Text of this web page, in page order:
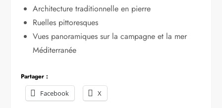
Architecture traditionnelle en pierre
Ruelles pittoresques
Vues panoramiques sur la campagne et la mer
Méditerranée
Partager :
Facebook
X